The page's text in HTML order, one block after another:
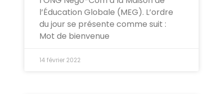
l’Éducation Globale (MEG). L’ordre
du jour se présente comme suit :
Mot de bienvenue
14 février 2022